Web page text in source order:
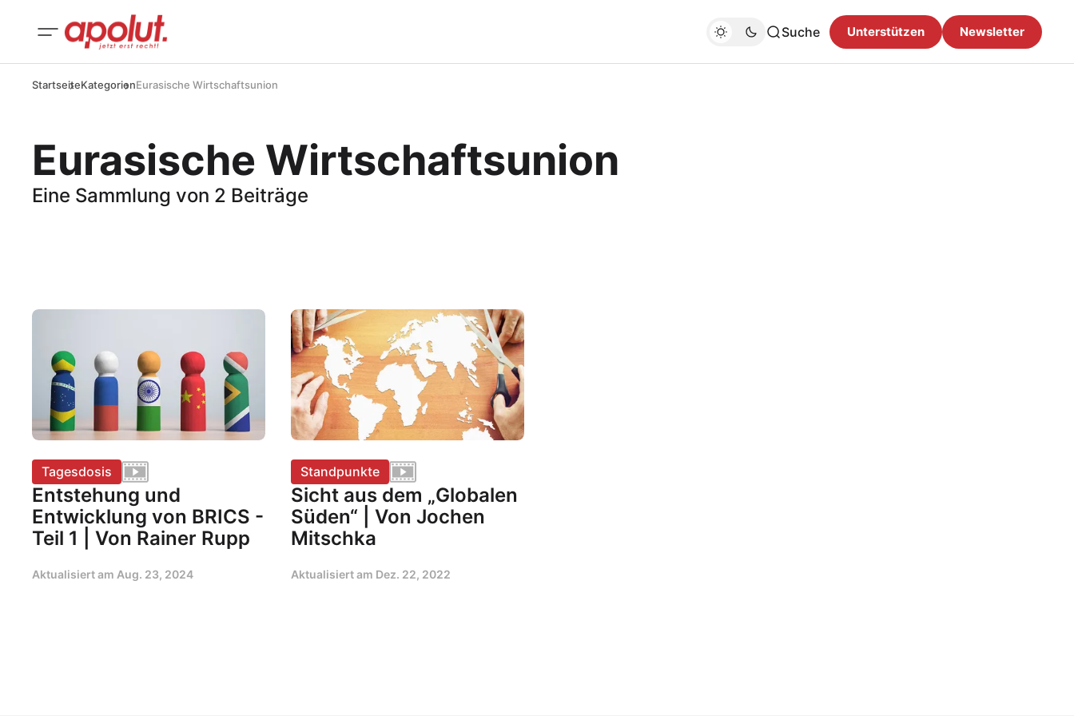
Suche Unterstützen Newsletter
StartseiteKategorienEurasische Wirtschaftsunion
Eurasische Wirtschaftsunion
Eine Sammlung von 2 Beiträge
Tagesdosis
Entstehung und
Entwicklung von BRICS -
Teil 1 | Von Rainer Rupp
Aktualisiert am Aug. 23, 2024
Standpunkte
Sicht aus dem „Globalen
Süden“ | Von Jochen
Mitschka
Aktualisiert am Dez. 22, 2022